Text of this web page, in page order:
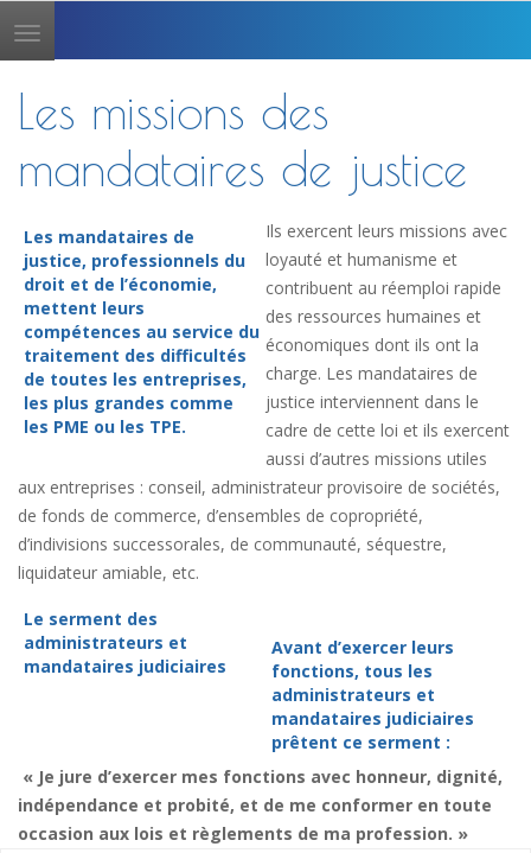
Toggle
navigation
Les missions des
mandataires de justice
Les mandataires de
justice, professionnels du
droit et de l’économie,
mettent leurs
compétences au service du
traitement des difficultés
de toutes les entreprises,
les plus grandes comme
les PME ou les TPE.
Ils exercent leurs missions avec
loyauté et humanisme et
contribuent au réemploi rapide
des ressources humaines et
économiques dont ils ont la
charge. Les mandataires de
justice interviennent dans le
cadre de cette loi et ils exercent
aussi d’autres missions utiles
aux entreprises : conseil, administrateur provisoire de sociétés,
de fonds de commerce, d’ensembles de copropriété,
d’indivisions successorales, de communauté, séquestre,
liquidateur amiable, etc.
Le serment des
administrateurs et
mandataires judiciaires
Avant d’exercer leurs
fonctions, tous les
administrateurs et
mandataires judiciaires
prêtent ce serment :
« Je jure d’exercer mes fonctions avec honneur, dignité,
indépendance et probité, et de me conformer en toute
occasion aux lois et règlements de ma profession. »